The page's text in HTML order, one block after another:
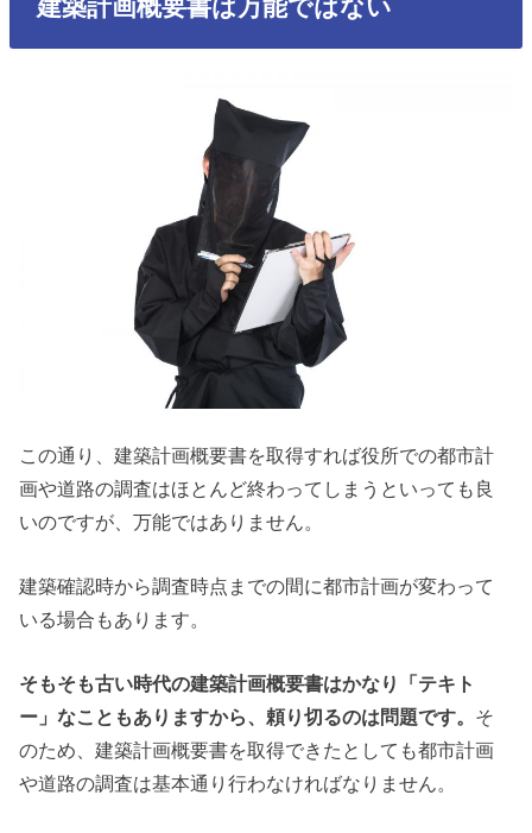
建築計画概要書は万能ではない
この通り、建築計画概要書を取得すれば役所での都市計
画や道路の調査はほとんど終わってしまうといっても良
いのですが、万能ではありません。
建築確認時から調査時点までの間に都市計画が変わって
いる場合もあります。
そもそも古い時代の建築計画概要書はかなり「テキト
ー」なこともありますから、頼り切るのは問題です。 そ
のため、建築計画概要書を取得できたとしても都市計画
や道路の調査は基本通り行わなければなりません。